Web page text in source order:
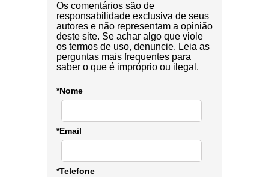
Os comentários são de
responsabilidade exclusiva de seus
autores e não representam a opinião
deste site. Se achar algo que viole
os termos de uso, denuncie. Leia as
perguntas mais frequentes para
saber o que é impróprio ou ilegal.
*Nome
*Email
*Telefone